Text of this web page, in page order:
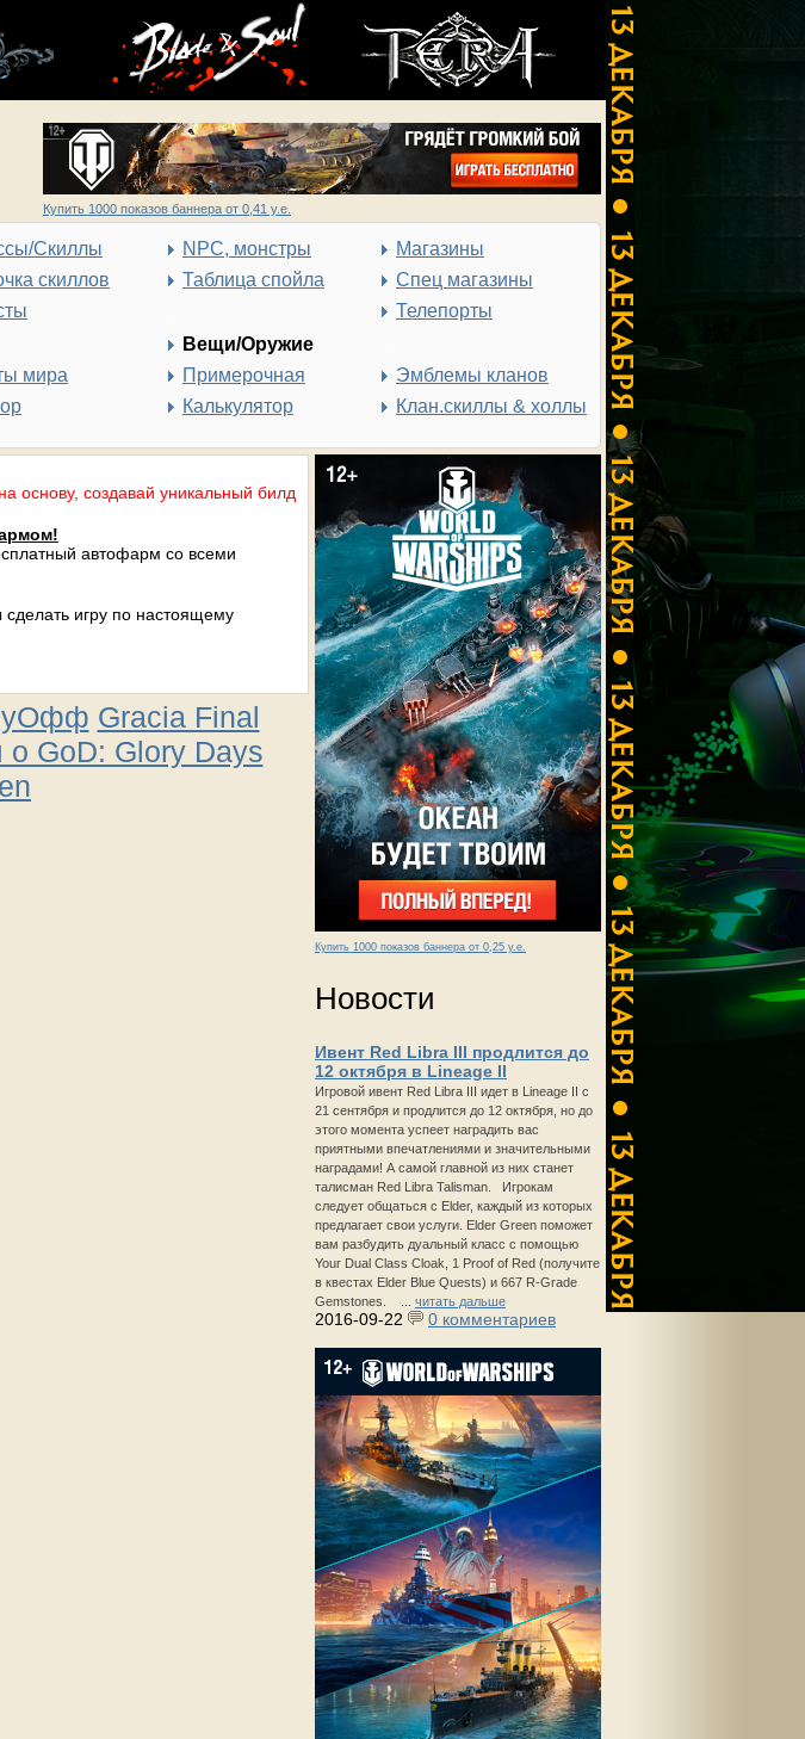
Купить 1000 показов баннера от 0,41 у.е.
Скиллы
скиллов
мира
NPC, монстры
Таблица спойла
Вещи/Оружие
Примерочная
Калькулятор
Магазины
Спец магазины
Телепорты
Эмблемы кланов
Клан.скиллы & холлы
Купить 1000 показов баннера от 0,25 у.е.
Новости
Ивент Red Libra III продлится до
12 октября в Lineage II
Игровой ивент Red Libra III идет в Lineage II с
21 сентября и продлится до 12 октября, но до
этого момента успеет наградить вас
приятными впечатлениями и значительными
наградами! А самой главной из них станет
талисман Red Libra Talisman. Игрокам
следует общаться с Elder, каждый из которых
предлагает свои услуги. Elder Green поможет
вам разбудить дуальный класс с помощью
Your Dual Class Cloak, 1 Proof of Red (получите
в квестах Elder Blue Quests) и 667 R-Grade
Gemstones. ... читать дальше
2016-09-22 0 комментариев
основу, создавай уникальный билд
автофарм со всеми
игру по настоящему
Gracia Final
GoD: Glory Days